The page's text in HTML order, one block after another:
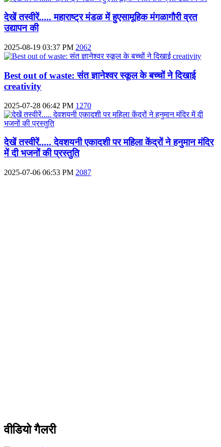
देखें तस्वीरें..... महाराष्ट्र मंडळ में हुएसामूहिक मंगळागौरी व्रत
उद्यापन की
2025-08-19 03:37 PM 2062
Best out of waste: संत ज्ञानेश्वर स्कूल के बच्चों ने दिखाई
creativity
2025-07-28 06:42 PM 1270
देखें तस्वीरें..... देवशयनी एकादशी पर महिला केंद्रों ने हनुमान मंदिर
में दी भजनों की प्रस्तुति
2025-07-06 06:53 PM 2087
वीडियो गैलरी